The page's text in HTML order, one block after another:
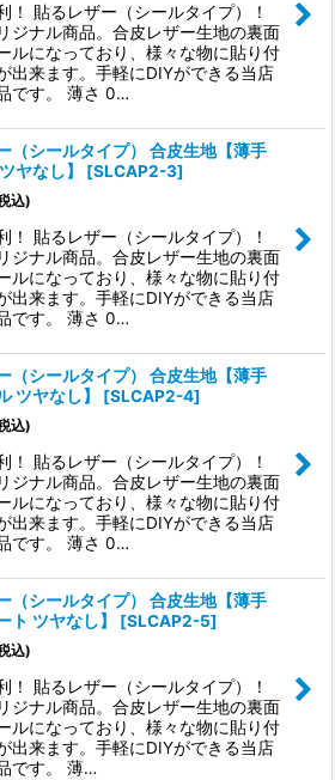
！ 貼るレザー（シールタイプ）！
ジナル商品。合皮レザー生地の裏面
ルになっており、様々な物に貼り付
出来ます。手軽にDIYができる当店
です。 薄さ 0…
（シールタイプ） 合皮生地【薄手
ヤなし】
[SLCAP2-3]
込)
！ 貼るレザー（シールタイプ）！
ジナル商品。合皮レザー生地の裏面
ルになっており、様々な物に貼り付
出来ます。手軽にDIYができる当店
です。 薄さ 0…
（シールタイプ） 合皮生地【薄手
ツヤなし】
[SLCAP2-4]
込)
！ 貼るレザー（シールタイプ）！
ジナル商品。合皮レザー生地の裏面
ルになっており、様々な物に貼り付
出来ます。手軽にDIYができる当店
です。 薄さ 0…
（シールタイプ） 合皮生地【薄手
ト ツヤなし】
[SLCAP2-5]
込)
！ 貼るレザー（シールタイプ）！
ジナル商品。合皮レザー生地の裏面
ルになっており、様々な物に貼り付
出来ます。手軽にDIYができる当店
です。 薄…